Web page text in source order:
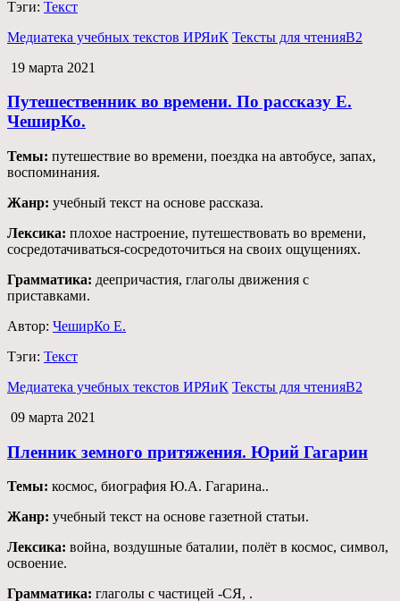
Тэги: Текст
Медиатека учебных текстов ИРЯиК Тексты для чтенияB2
19 марта 2021
Путешественник во времени. По рассказу Е.
ЧеширКо.
Темы: путешествие во времени, поездка на автобусе, запах,
воспоминания.
Жанр: учебный текст на основе рассказа.
Лексика: плохое настроение, путешествовать во времени,
сосредотачиваться-сосредоточиться на своих ощущениях.
Грамматика: деепричастия, глаголы движения с
приставками.
Автор: ЧеширКо Е.
Тэги: Текст
Медиатека учебных текстов ИРЯиК Тексты для чтенияB2
09 марта 2021
Пленник земного притяжения. Юрий Гагарин
Темы: космос, биография Ю.А. Гагарина..
Жанр: учебный текст на основе газетной статьи.
Лексика: война, воздушные баталии, полёт в космос, символ,
освоение.
Грамматика: глаголы с частицей -СЯ, .